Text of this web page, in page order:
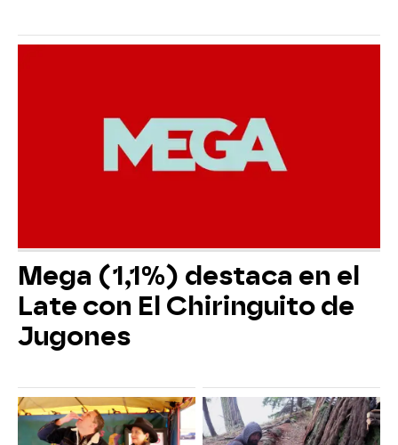
Mega (1,1%) destaca en el
Late con El Chiringuito de
Jugones